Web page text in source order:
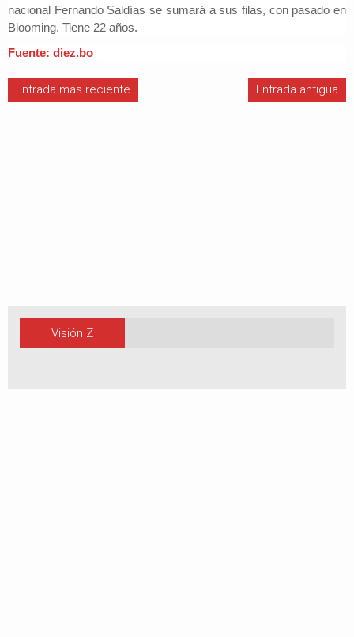
nacional Fernando Saldías se sumará a sus filas, con pasado en
Blooming. Tiene 22 años.
Fuente: diez.bo
Entrada más reciente Entrada antigua
Visión Z